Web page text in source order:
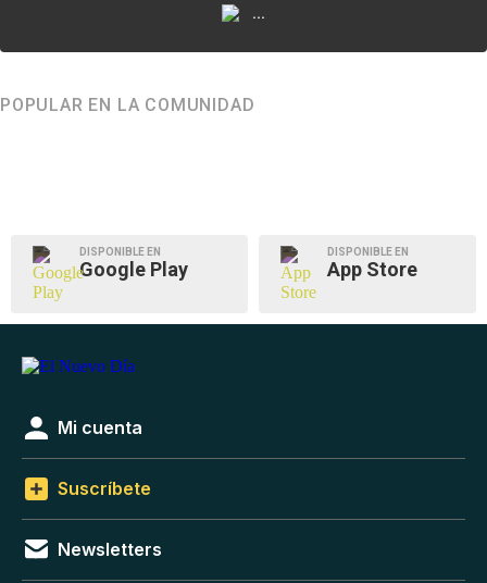
...
POPULAR EN LA COMUNIDAD
DISPONIBLE EN
Google Play
DISPONIBLE EN
App Store
Mi cuenta
Suscríbete
Newsletters